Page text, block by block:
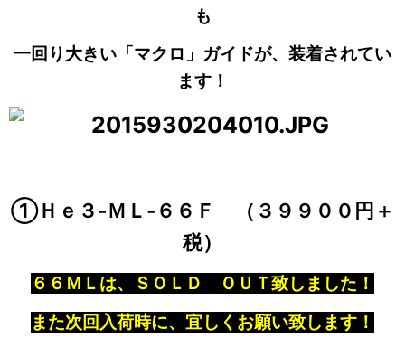
も
一回り大きい「マクロ」ガイドが、装着されてい
ます！
①Ｈｅ３‐ＭＬ‐６６Ｆ （３９９００円＋
税）
６６ＭＬは、ＳＯＬＤ ＯＵＴ致しました！
また次回入荷時に、宜しくお願い致します！